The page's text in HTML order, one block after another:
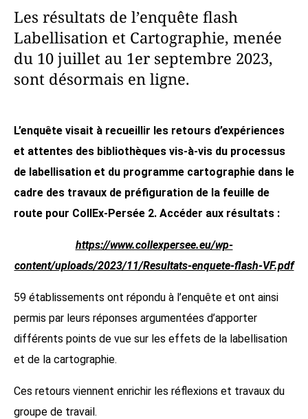
Les résultats de l’enquête flash
Labellisation et Cartographie, menée
du 10 juillet au 1er septembre 2023,
sont désormais en ligne.
L’enquête visait à recueillir les retours d’expériences
et attentes des bibliothèques vis-à-vis du processus
de labellisation et du programme cartographie dans le
cadre des travaux de préfiguration de la feuille de
route pour CollEx-Persée 2. Accéder aux résultats :
https://www.collexpersee.eu/wp-
content/uploads/2023/11/Resultats-enquete-flash-VF.pdf
59 établissements ont répondu à l’enquête et ont ainsi
permis par leurs réponses argumentées d’apporter
différents points de vue sur les effets de la labellisation
et de la cartographie.
Ces retours viennent enrichir les réflexions et travaux du
groupe de travail.